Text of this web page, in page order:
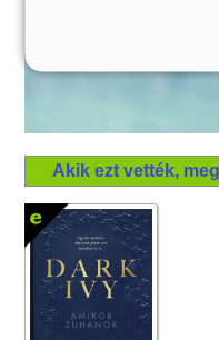
Akik ezt vették,